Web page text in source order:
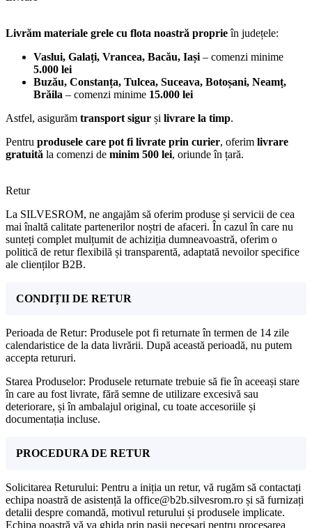
Livrăm materiale grele cu flota noastră proprieîn județele:
Vaslui, Galați, Vrancea, Bacău, Iași– comenzi minime
5.000 lei
Buzău, Constanța, Tulcea, Suceava, Botoșani, Neamț,
Brăila – comenzi minime 15.000 lei
Astfel, asigurăm transport sigur și livrare la timp.
Pentru produsele care pot fi livrate prin curier, oferim livrare
gratuită la comenzi de minim 500 lei, oriunde în țară.
Retur
La SILVESROM, ne angajăm să oferim produse și servicii de cea
mai înaltă calitate partenerilor noștri de afaceri. În cazul în care nu
sunteți complet mulțumit de achiziția dumneavoastră, oferim o
politică de retur flexibilă și transparentă, adaptată nevoilor specifice
ale clienților B2B.
CONDIȚII DE RETUR
Perioada de Retur: Produsele pot fi returnate în termen de 14 zile
calendaristice de la data livrării. După această perioadă, nu putem
accepta retururi.
Starea Produselor: Produsele returnate trebuie să fie în aceeași stare
în care au fost livrate, fără semne de utilizare excesivă sau
deteriorare, și în ambalajul original, cu toate accesoriile și
documentația incluse.
PROCEDURA DE RETUR
Solicitarea Returului: Pentru a iniția un retur, vă rugăm să contactați
echipa noastră de asistență la office@b2b.silvesrom.ro și să furnizați
detalii despre comandă, motivul returului și produsele implicate.
Echipa noastră vă va ghida prin pașii necesari pentru procesarea